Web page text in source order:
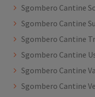
Sgombero Cantine
Sgombero Cantine
Sgombero Cantine
Sgombero Cantine
Sgombero Cantine
Sgombero Cantine